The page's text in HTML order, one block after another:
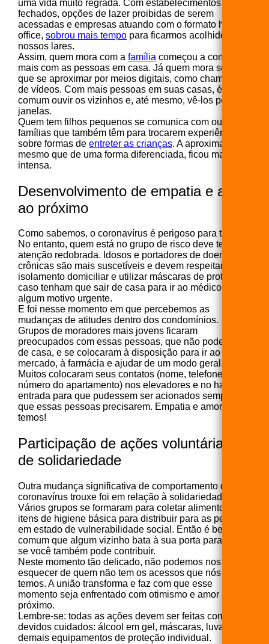
uma vida muito regrada. Com estabelecimentos
fechados, opções de lazer proibidas de serem
acessadas e empresas atuando com o formato home
office, sobrou mais tempo para ficarmos acolhidos em
nossos lares.
Assim, quem mora com a família começou a conviver
mais com as pessoas em casa. Já quem mora só teve
que se aproximar por meios digitais, como chamadas
de vídeos. Com mais pessoas em suas casas, é mais
comum ouvir os vizinhos e, até mesmo, vê-los pelas
janelas.
Quem tem filhos pequenos se comunica com outras
famílias que também têm para trocarem experiências
sobre formas de entreter as crianças. A aproximação,
mesmo que de uma forma diferenciada, ficou mais
intensa.
Desenvolvimento de empatia e amor
ao próximo
Como sabemos, o coronavírus é perigoso para todos.
No entanto, quem está no grupo de risco deve ter
atenção redobrada. Idosos e portadores de doenças
crônicas são mais suscetíveis e devem respeitar o
isolamento domiciliar e utilizar máscaras de proteção,
caso tenham que sair de casa para ir ao médico ou por
algum motivo urgente.
E foi nesse momento em que percebemos as
mudanças de atitudes dentro dos condomínios.
Grupos de moradores mais jovens ficaram
preocupados com essas pessoas, que não podem sair
de casa, e se colocaram à disposição para ir ao
mercado, à farmácia e ajudar de um modo geral.
Muitos colocaram seus contatos (nome, telefone e
número do apartamento) nos elevadores e no hall de
entrada para que pudessem ser acionados sempre
que essas pessoas precisarem. Empatia e amor:
temos!
Participação de ações voluntárias e
de solidariedade
Outra mudança significativa de comportamento que o
coronavírus trouxe foi em relação à solidariedade.
Vários grupos se formaram para coletar alimentos e
itens de higiene básica para distribuir para as pessoas
em estado de vulnerabilidade social. Então é bem
comum que algum vizinho bata à sua porta para saber
se você também pode contribuir.
Neste momento tão delicado, não podemos nos
esquecer de quem não tem os acessos que nós
temos. A união transforma e faz com que esse
momento seja enfrentado com otimismo e amor ao
próximo.
Lembre-se: todas as ações devem ser feitas com os
devidos cuidados: álcool em gel, máscaras, luvas e
demais equipamentos de proteção individual.